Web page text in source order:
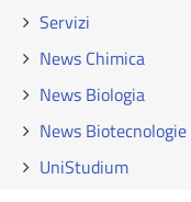
Servizi
News Chimica
News Biologia
News Biotecnologie
UniStudium